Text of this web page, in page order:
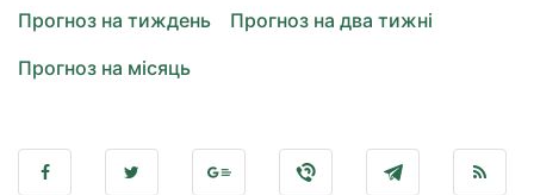
Прогноз на тиждень
Прогноз на два тижні
Прогноз на місяць